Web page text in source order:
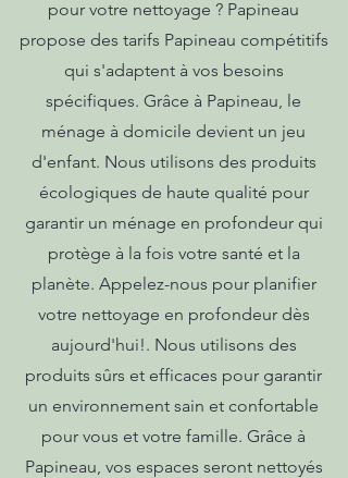
pour votre nettoyage ? Papineau
propose des tarifs Papineau compétitifs
qui s'adaptent à vos besoins
spécifiques. Grâce à Papineau, le
ménage à domicile devient un jeu
d'enfant. Nous utilisons des produits
écologiques de haute qualité pour
garantir un ménage en profondeur qui
protège à la fois votre santé et la
planète. Appelez-nous pour planifier
votre nettoyage en profondeur dès
aujourd'hui!. Nous utilisons des
produits sûrs et efficaces pour garantir
un environnement sain et confortable
pour vous et votre famille. Grâce à
Papineau, vos espaces seront nettoyés